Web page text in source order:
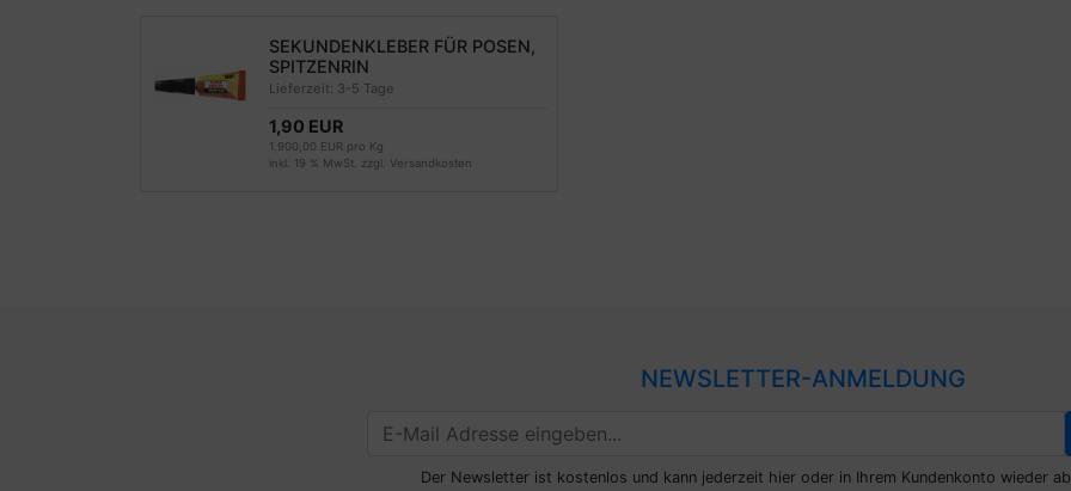
SEKUNDENKLEBER FÜR POSEN,
SPITZENRIN
Lieferzeit: 3-5 Tage
1,90 EUR
1.900,00 EUR pro Kg
inkl. 19 % MwSt. zzgl. Versandkosten
NEWSLETTER-ANMELDUNG
Der Newsletter ist kostenlos und kann jederzeit hier oder in Ihrem Kundenkonto wieder